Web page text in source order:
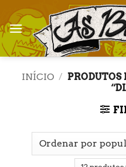
to
content
INÍCIO /